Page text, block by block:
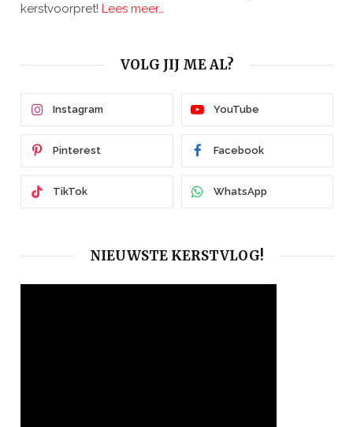
kerstvoorpret! Lees meer…
VOLG JIJ ME AL?
Instagram YouTube
Pinterest Facebook
TikTok WhatsApp
NIEUWSTE KERSTVLOG!